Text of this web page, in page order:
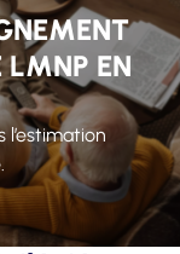
LMNP EN